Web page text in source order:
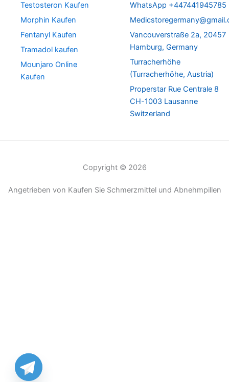
Testosteron Kaufen
Morphin Kaufen
Fentanyl Kaufen
Tramadol kaufen
Mounjaro Online
Kaufen
WhatsApp +447441945785
Vancouverstraße 2a, 20457
Hamburg, Germany
Turracherhöhe
(Turracherhöhe, Austria)
Properstar Rue Centrale 8
CH-1003 Lausanne
Switzerland
Copyright © 2026
Angetrieben von Kaufen Sie Schmerzmittel und Abnehmpillen